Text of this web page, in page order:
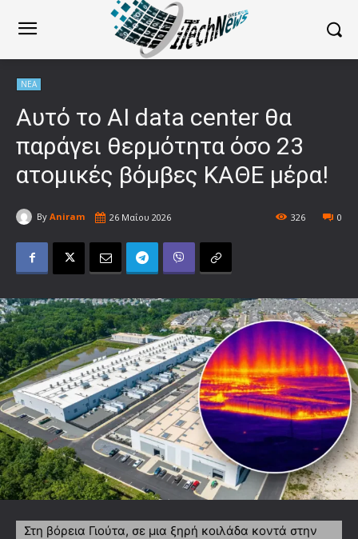
ΝΕΑ
Αυτό το AI data center θα
παράγει θερμότητα όσο 23
ατομικές βόμβες ΚΑΘΕ μέρα!
By Aniram 26 Μαΐου 2026 0
326
Στη βόρεια Γιούτα, σε μια ξηρή κοιλάδα κοντά στην